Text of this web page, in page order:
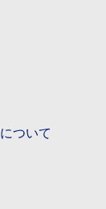
ついて